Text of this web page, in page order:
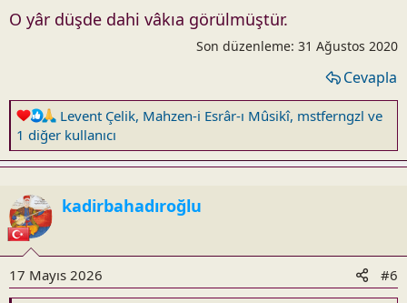
O yâr düşde dahi vâkıa görülmüştür.
Son düzenleme: 31 Ağustos 2020
Cevapla
R
e
a
c
:
Levent Çelik, Mahzen-i Esrâr-ı Mûsikî, mstferngzl ve
1 diğer kullanıcı
kadirbahadıroğlu
17 Mayıs 2026 #6